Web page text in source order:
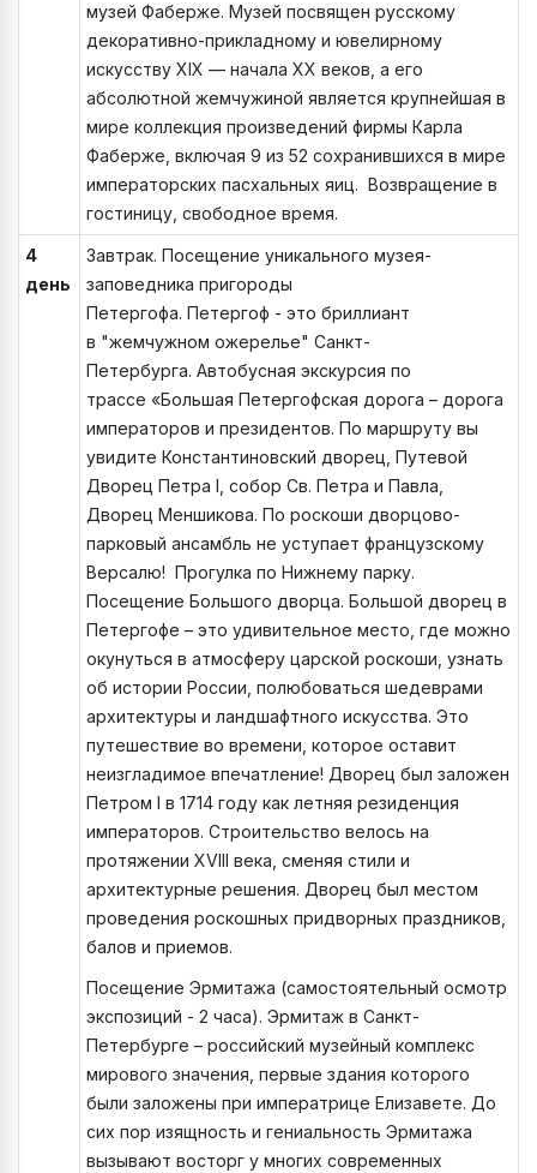
музей Фаберже. Музей посвящен русскому
декоративно-прикладному и ювелирному
искусству XIX — начала XX веков, а его
абсолютной жемчужиной является крупнейшая в
мире коллекция произведений фирмы Карла
Фаберже, включая 9 из 52 сохранившихся в мире
императорских пасхальных яиц. Возвращение в
гостиницу, свободное время.
4
день
Завтрак. Посещение уникального музея-
заповедника пригороды
Петергофа. Петергоф - это бриллиант
в "жемчужном ожерелье" Санкт-
Петербурга. Автобусная экскурсия по
трассе «Большая Петергофская дорога – дорога
императоров и президентов. По маршруту вы
увидите Константиновский дворец, Путевой
Дворец Петра I, собор Св. Петра и Павла,
Дворец Меншикова. По роскоши дворцово-
парковый ансамбль не уступает французскому
Версалю! Прогулка по Нижнему парку.
Посещение Большого дворца. Большой дворец в
Петергофе – это удивительное место, где можно
окунуться в атмосферу царской роскоши, узнать
об истории России, полюбоваться шедеврами
архитектуры и ландшафтного искусства. Это
путешествие во времени, которое оставит
неизгладимое впечатление! Дворец был заложен
Петром I в 1714 году как летняя резиденция
императоров. Строительство велось на
протяжении XVIII века, сменяя стили и
архитектурные решения. Дворец был местом
проведения роскошных придворных праздников,
балов и приемов.
Посещение Эрмитажа (самостоятельный осмотр
экспозиций - 2 часа). Эрмитаж в Санкт-
Петербурге – российский музейный комплекс
мирового значения, первые здания которого
были заложены при императрице Елизавете. До
сих пор изящность и гениальность Эрмитажа
вызывают восторг у многих современных